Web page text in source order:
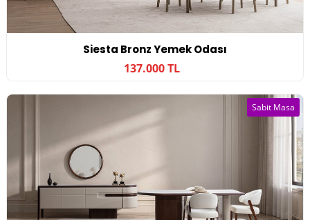
Siesta Bronz Yemek Odası
137.000 TL
Sabit Masa